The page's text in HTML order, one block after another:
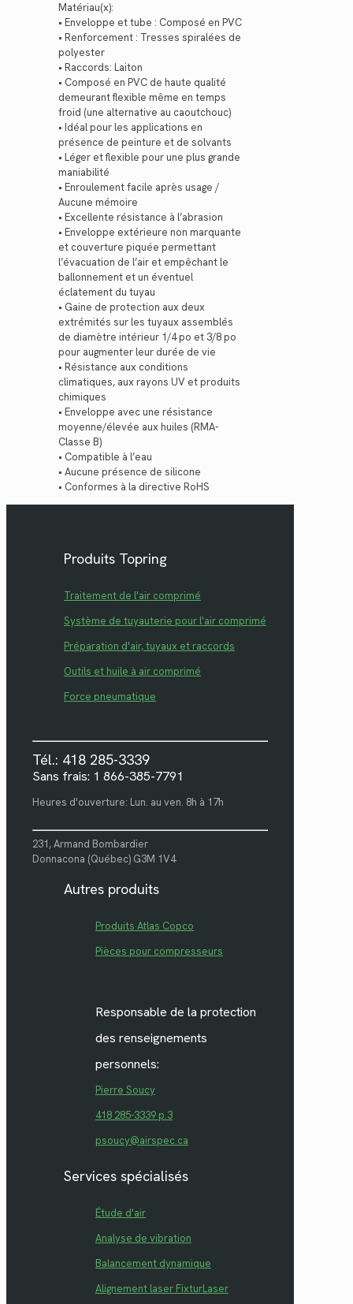
Matériau(x):
• Enveloppe et tube : Composé en PVC
• Renforcement : Tresses spiralées de
polyester
• Raccords: Laiton
• Composé en PVC de haute qualité
demeurant flexible même en temps
froid (une alternative au caoutchouc)
• Idéal pour les applications en
présence de peinture et de solvants
• Léger et flexible pour une plus grande
maniabilité
• Enroulement facile après usage /
Aucune mémoire
• Excellente résistance à l’abrasion
• Enveloppe extérieure non marquante
et couverture piquée permettant
l’évacuation de l’air et empêchant le
ballonnement et un éventuel
éclatement du tuyau
• Gaine de protection aux deux
extrémités sur les tuyaux assemblés
de diamètre intérieur 1/4 po et 3/8 po
pour augmenter leur durée de vie
• Résistance aux conditions
climatiques, aux rayons UV et produits
chimiques
• Enveloppe avec une résistance
moyenne/élevée aux huiles (RMA-
Classe B)
• Compatible à l’eau
• Aucune présence de silicone
• Conformes à la directive RoHS
Produits Topring
Traitement de l'air comprimé
Système de tuyauterie pour l'air comprimé
Préparation d'air, tuyaux et raccords
Outils et huile à air comprimé
Force pneumatique
Tél.: 418 285-3339
Sans frais: 1 866-385-7791
Heures d'ouverture: Lun. au ven. 8h à 17h
231, Armand Bombardier
Donnacona (Québec) G3M 1V4
Autres produits
Produits Atlas Copco
Pièces pour compresseurs
Responsable de la protection
des renseignements
personnels:
Pierre Soucy
418 285-3339 p.3
psoucy@airspec.ca
Services spécialisés
Étude d'air
Analyse de vibration
Balancement dynamique
Alignement laser FixturLaser